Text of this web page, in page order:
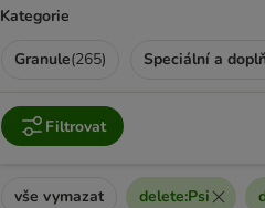
Kategorie
Granule(265)
Filtrovat
vše vymazat delete:Psi